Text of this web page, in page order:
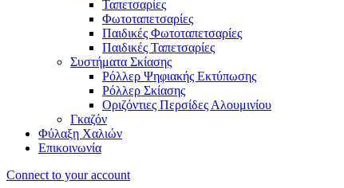
Ταπετσαρίες
Φωτοταπετσαρίες
Παιδικές Φωτοταπετσαρίες
Παιδικές Ταπετσαρίες
Συστήματα Σκίασης
Ρόλλερ Ψηφιακής Εκτύπωσης
Ρόλλερ Σκίασης
Οριζόντιες Περσίδες Αλουμινίου
Γκαζόν
Φύλαξη Χαλιών
Επικοινωνία
Connect to your account